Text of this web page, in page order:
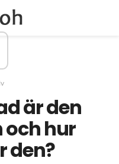
är den
hur
den?